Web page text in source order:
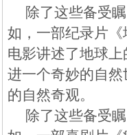
除了这些备受
如，一部纪录片
电影讲述了地球
进一个奇妙的自
的自然奇观。
除了这些备受